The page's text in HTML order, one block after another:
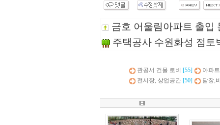
금호 어울림아파트 출입
주택공사 수원화성 점
관공서 건물 로비 [55]
아파
전시장, 상업공간 [50] 담장,